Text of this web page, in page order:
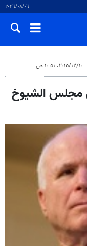
٠٦‏/٠٨‏/٢٠٢٦
١٠‏/١٢‏/٢٠١٥، ١٠:٥١ ص
مجلس الشيوخ